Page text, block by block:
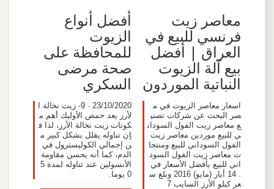
معاصر زيت
فرنسي للبيع في
العراق | أفضل
بيع آلة الزيوت
النباتية الموردون
اسعار معاصر الزيوت في م
صر البحث عن شركات تصني
ع معاصر زيت الفول السودان
ي للبيع موردين معاصر زيت
الفول السوداني للبيع ومنتجا
ت معاصر زيت الفول السود
اني للبيع بأفضل الأسعار في
. 14 أيار (مايو) 2016 وبلغ س
عر كيلو الأرز السايب 7
أفضل أنواع
الزيوت
للمحافظة على
صحة مرضى
السكري
23/10/2020 · 9- زيت نخالة ا
لأرز يعد حمض الأوليك أهم م
كونات زيت نخالة الأرز، لذا ف
إن تناوله يقلل بشكل كبير م
ن إجمالي الكوليسترول في
الدم، كما أنه يحسن مقاومة
الأنسولين عند تناوله لمدة 5
0 يوما.